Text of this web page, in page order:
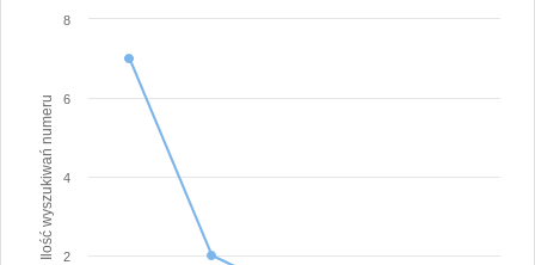
Ilość wyszukiwań numeru 2
4
6
8